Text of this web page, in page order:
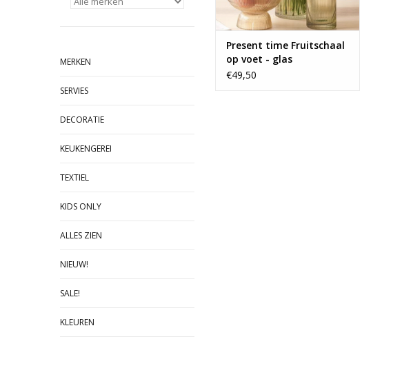
MERKEN
SERVIES
DECORATIE
KEUKENGEREI
TEXTIEL
KIDS ONLY
ALLES ZIEN
NIEUW!
SALE!
KLEUREN
Present time Fruitschaal
op voet - glas
€49,50